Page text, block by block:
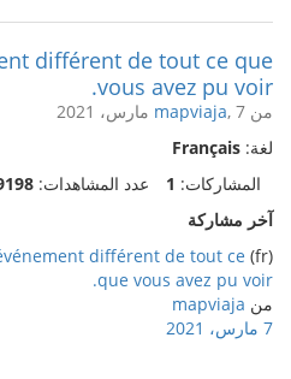
différent de tout ce que
vous avez pu voir.
من mapviaja, 7 مارس، 2021
لغة: Français
المشاركات: 1 عدد المشاهدات:
آخر مشاركة
(fr)
différent de tout ce
que vous avez pu voir.
من mapviaja
7 مارس، 2021